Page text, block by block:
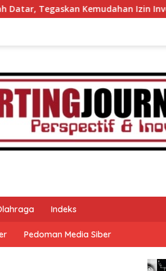
Izin Investor 60 Anggota
Indeks
Pedoman Media Siber